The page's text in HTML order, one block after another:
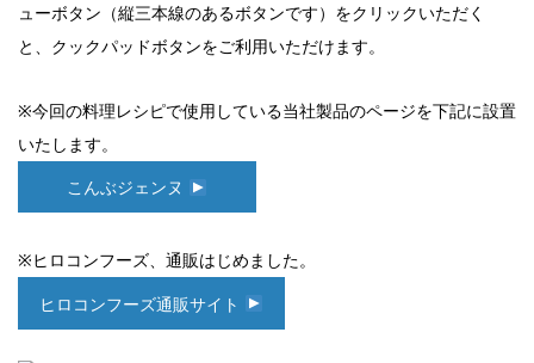
ューボタン（縦三本線のあるボタンです）をクリックいただく
と、クックパッドボタンをご利用いただけます。
※今回の料理レシピで使用している当社製品のページを下記に設置
いたします。
こんぶジェンヌ
※ヒロコンフーズ、通販はじめました。
ヒロコンフーズ通販サイト